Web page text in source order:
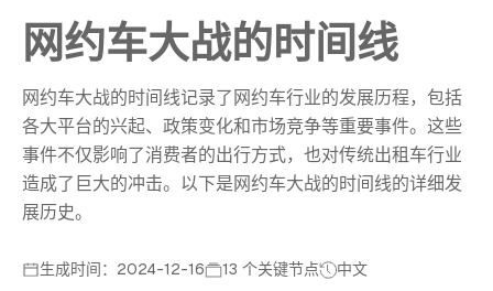
网约车大战的时间线
网约车大战的时间线记录了网约车行业的发展历程，包括
各大平台的兴起、政策变化和市场竞争等重要事件。这些
事件不仅影响了消费者的出行方式，也对传统出租车行业
造成了巨大的冲击。以下是网约车大战的时间线的详细发
展历史。
生成时间：2024-12-16 13 个关键节点 中文